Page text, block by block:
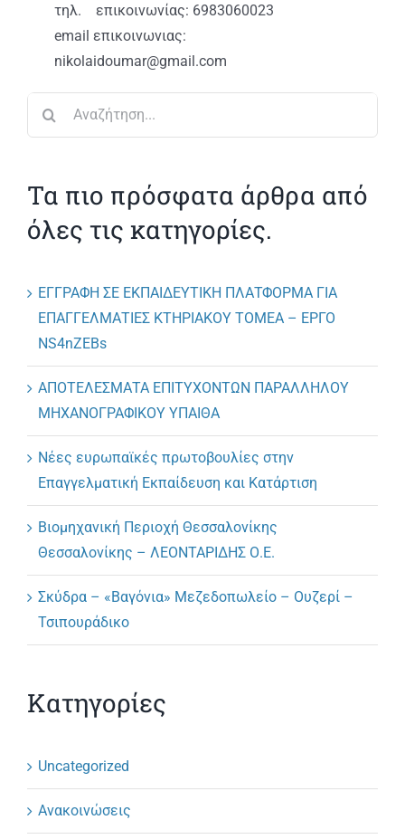
ΑΝΑΚΟΙΝΩΣΕΙΣ
ΠΡΑΚΤΙΚΗ ΑΣΚΗΣΗ
τηλ. επικοινωνίας: 6983060023
email επικοινωνιας:
nikolaidoumar@gmail.com
Τα πιο πρόσφατα άρθρα από
όλες τις κατηγορίες.
ΕΓΓΡΑΦΗ ΣΕ ΕΚΠΑΙΔΕΥΤΙΚΗ ΠΛΑΤΦΟΡΜΑ ΓΙΑ
ΕΠΑΓΓΕΛΜΑΤΙΕΣ ΚΤΗΡΙΑΚΟΥ ΤΟΜΕΑ – ΕΡΓΟ
NS4nZEBs
ΑΠΟΤΕΛΕΣΜΑΤΑ ΕΠΙΤΥΧΟΝΤΩΝ ΠΑΡΑΛΛΗΛΟΥ
ΜΗΧΑΝΟΓΡΑΦΙΚΟΥ ΥΠΑΙΘΑ
Νέες ευρωπαϊκές πρωτοβουλίες στην
Επαγγελματική Εκπαίδευση και Κατάρτιση
Βιομηχανική Περιοχή Θεσσαλονίκης
Θεσσαλονίκης – ΛΕΟΝΤΑΡΙΔΗΣ Ο.Ε.
Σκύδρα – «Βαγόνια» Μεζεδοπωλείο – Ουζερί –
Τσιπουράδικο
Κατηγορίες
Uncategorized
Ανακοινώσεις